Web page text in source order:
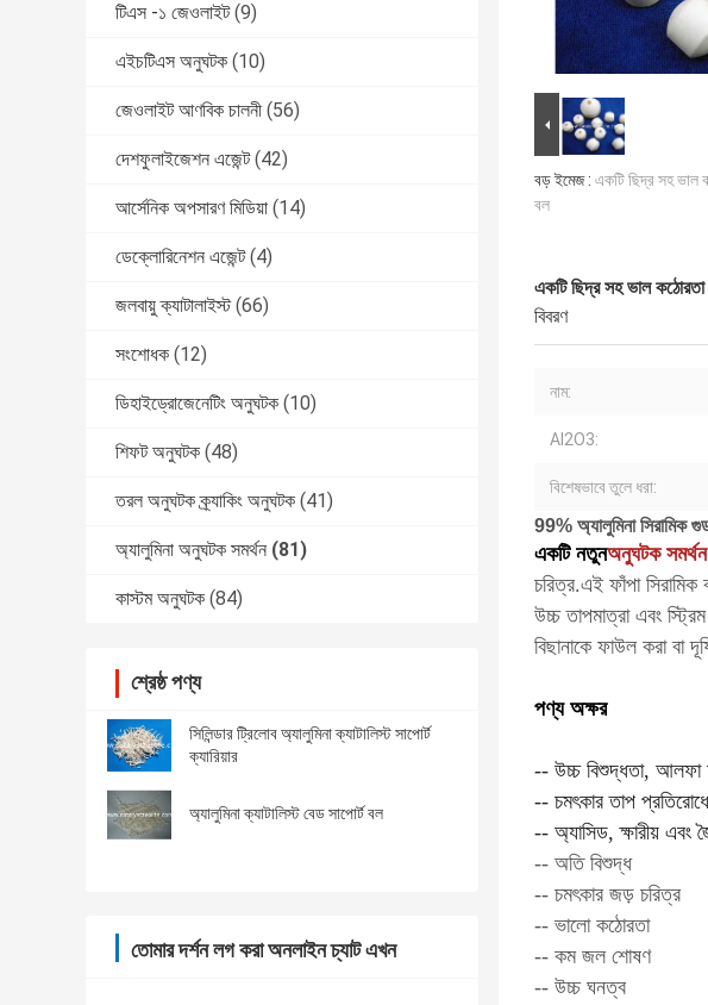
টিএস -১ জেওলাইট (9)
এইচটিএস অনুঘটক (10)
জেওলাইট আণবিক চালনী (56)
দেশফুলাইজেশন এজেন্ট (42)
আর্সেনিক অপসারণ মিডিয়া (14)
ডেক্লোরিনেশন এজেন্ট (4)
জলবায়ু ক্যাটালাইস্ট (66)
সংশোধক (12)
ডিহাইড্রোজেনেটিং অনুঘটক (10)
শিফট অনুঘটক (48)
তরল অনুঘটক ক্র্যাকিং অনুঘটক (41)
অ্যালুমিনা অনুঘটক সমর্থন (81)
কাস্টম অনুঘটক (84)
শ্রেষ্ঠ পণ্য
সিলিন্ডার ট্রিলোব অ্যালুমিনা ক্যাটালিস্ট সাপোর্ট
ক্যারিয়ার
অ্যালুমিনা ক্যাটালিস্ট বেড সাপোর্ট বল
তোমার দর্শন লগ করা অনলাইন চ্যাট এখন
বড় ইমেজ : একটি ছিদ্র সহ ভাল
বল
একটি ছিদ্র সহ ভাল
বিবরণ
নাম:
Al2O3:
বিশেষভাবে তুলে ধরা:
99% অ্যালুমিনা সিরামিক
একটি নতুনঅনুঘটক সমর্থন
চরিত্র.এই ফাঁপা
উচ্চ তাপমাত্রা এবং
বিছানাকে ফাউল করা বা
পণ্য অক্ষর
-- উচ্চ বিশুদ্ধতা, আলফা
-- চমৎকার তাপ
-- অ্যাসিড, ক্ষারীয় এবং
-- অতি বিশুদ্ধ
-- চমৎকার জড় চরিত্র
-- ভালো কঠোরতা
-- কম জল শোষণ
-- উচ্চ ঘনত্ব